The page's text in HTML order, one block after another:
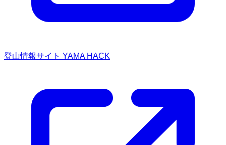
登山情報サイト YAMA HACK